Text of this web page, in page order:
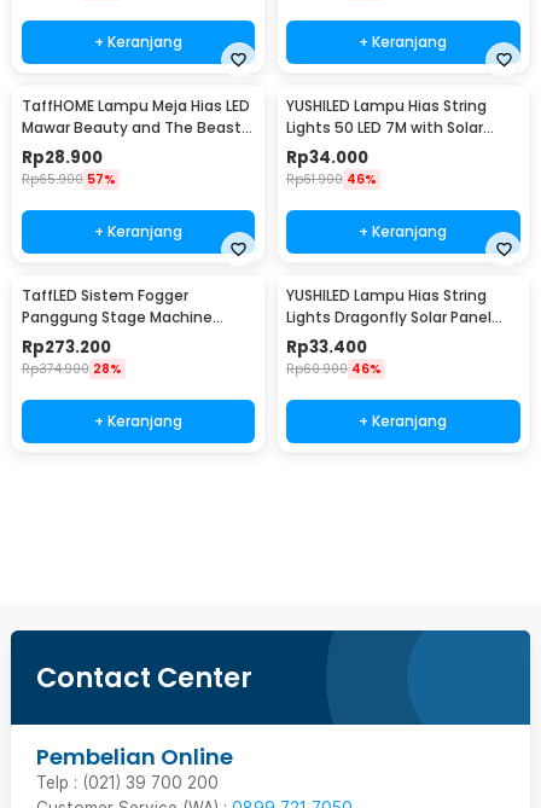
+ Keranjang + Keranjang
TaffHOME Lampu Meja Hias LED
Mawar Beauty and The Beast
Warm White - AC01
Rp28.900
Rp65.900 57%
+ Keranjang
YUSHILED Lampu Hias String
Lights 50 LED 7M with Solar
Panel - M072
Rp34.000
Rp61.900 46%
+ Keranjang
TaffLED Sistem Fogger
Panggung Stage Machine
Ejector with RGB LED - KY-
LED500
Rp273.200
Rp374.900 28%
+ Keranjang
YUSHILED Lampu Hias String
Lights Dragonfly Solar Panel
IP65 8 Modes 20 LED - M088
Rp33.400
Rp60.900 46%
+ Keranjang
Contact Center
Pembelian Online
Telp : (021) 39 700 200